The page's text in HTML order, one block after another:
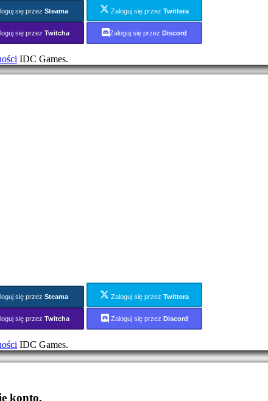
się przez Steama Zaloguj się przez Twittera
się przez Twitcha Zaloguj się przez Discord
IDC Games.
się przez Steama Zaloguj się przez Twittera
się przez Twitcha Zaloguj się przez Discord
IDC Games.
konto.